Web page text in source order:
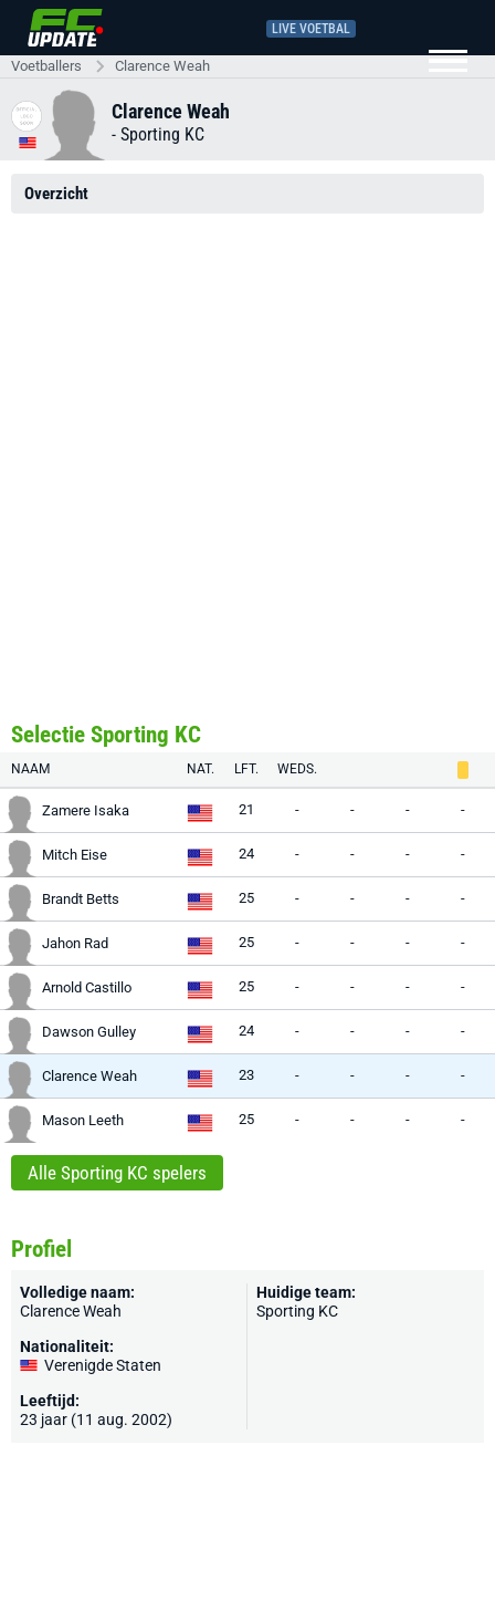
LIVE VOETBAL
Voetballers Clarence Weah
Clarence Weah
- Sporting KC
Overzicht
Selectie Sporting KC
NAAM NAT. LFT. WEDS.
Zamere Isaka 21 - - - -
Mitch Eise 24 - - - -
Brandt Betts 25 - - - -
Jahon Rad 25 - - - -
Arnold Castillo 25 - - - -
Dawson Gulley 24 - - - -
Clarence Weah 23 - - - -
Mason Leeth 25 - - - -
Alle Sporting KC spelers
Profiel
Volledige naam:
Clarence Weah
Nationaliteit:
Verenigde Staten
Leeftijd:
23 jaar (11 aug. 2002)
Huidige team:
Sporting KC